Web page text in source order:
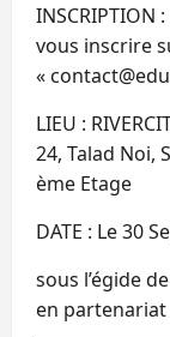
INSCRIPTION
vous inscrire
«
LIEU :
24, Talad Noi,
ème Etage
DATE : Le 30
sous l’égide
en partenariat